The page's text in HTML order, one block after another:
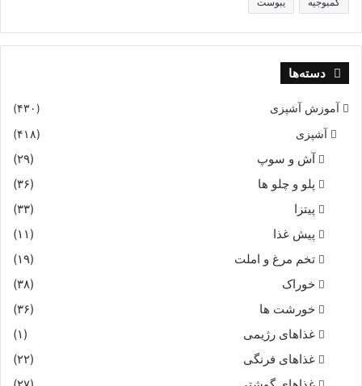
دسته‌ها
آموزش آشپزی (۴۳۰)
آشپزی (۴۱۸)
آش و سوپ
(۲۹)
پلو و چلو ها
(۳۶)
پیتزا
(۳۳)
پیش غذا
(۱۱)
تخم مرغ و املت
(۱۹)
خوراک
(۳۸)
خورشت ها
(۳۶)
غذاهای رژیمی
(۱)
غذاهای فرنگی
(۲۲)